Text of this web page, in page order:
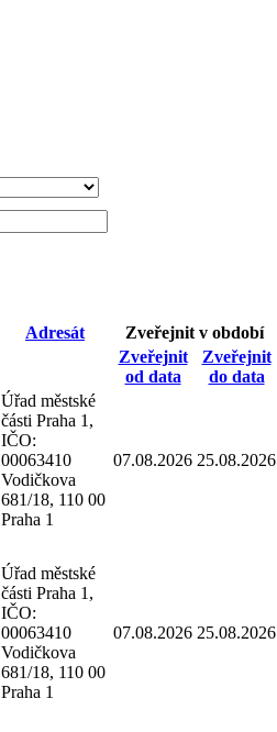
Adresát Zveřejnit v období
Zveřejnit
od data
Zveřejnit
do data
Úřad městské
části Praha 1,
IČO:
00063410
Vodičkova
681/18, 110 00
Praha 1
07.08.2026 25.08.2026
Úřad městské
části Praha 1,
IČO:
00063410
Vodičkova
681/18, 110 00
Praha 1
07.08.2026 25.08.2026